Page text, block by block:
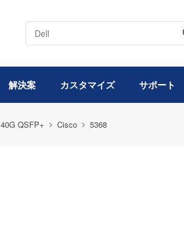
解決案 カスタマイズ サポート
40G QSFP+ Cisco 5368